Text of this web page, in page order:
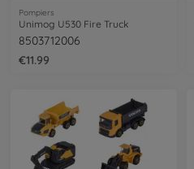
Pompiers
Unimog U530 Fire Truck
8503712006
€11.99